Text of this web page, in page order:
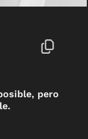
pero